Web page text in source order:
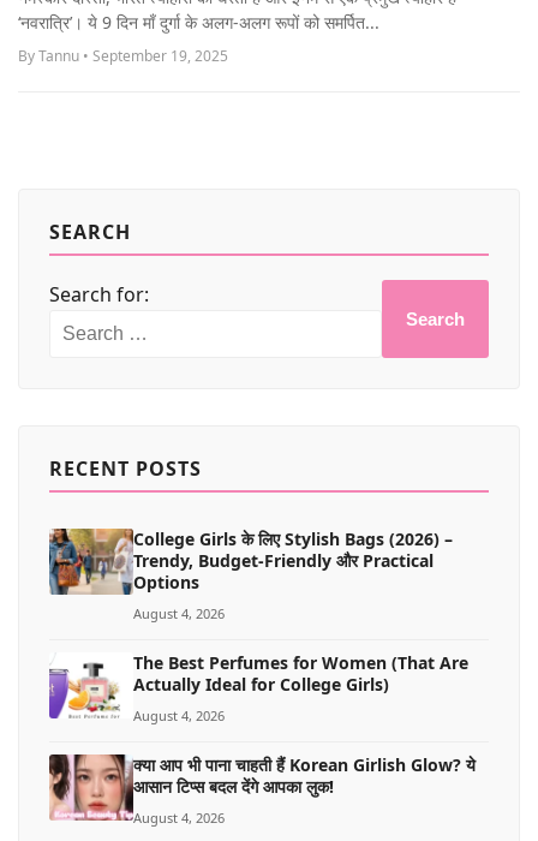
MORE
‘नवरात्रि’। ये 9 दिन माँ दुर्गा के अलग-अलग रूपों को समर्पित...
By Tannu • September 19, 2025
SEARCH
Search for:
Search
RECENT POSTS
College Girls के लिए Stylish Bags (2026) –
Trendy, Budget-Friendly और Practical
Options
August 4, 2026
The Best Perfumes for Women (That Are
Actually Ideal for College Girls)
August 4, 2026
क्या आप भी पाना चाहती हैं Korean Girlish Glow? ये
आसान टिप्स बदल देंगे आपका लुक!
August 4, 2026